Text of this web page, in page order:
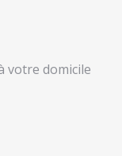
votre domicile